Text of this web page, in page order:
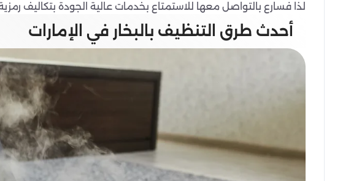
لذا فسارع بالتواصل معها للاستمتاع بخدمات عالية الجودة بتكاليف
أحدث طرق التنظيف بالبخار في الإمارات